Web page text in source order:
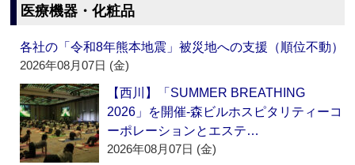
医療機器・化粧品
各社の「令和8年熊本地震」被災地への支援（順位不動）
2026年08月07日 (金)
【西川】「SUMMER BREATHING
2026」を開催‐森ビルホスピタリティーコ
ーポレーションとエステ…
2026年08月07日 (金)